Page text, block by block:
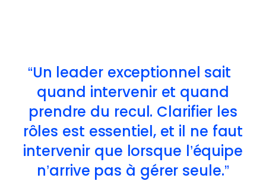
Un leader exceptionnel sait
quand intervenir et quand
prendre du recul. Clarifier les
rôles est essentiel, et il ne faut
intervenir que lorsque l’équipe
n’arrive pas à gérer seule.